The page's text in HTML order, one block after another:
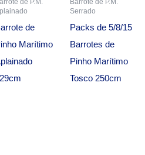
de P.M.
de
Marítimo
Barrote de P.M.
Serrado
Packs de 5/8/15
Barrotes de
Pinho Marítimo
Tosco 250cm